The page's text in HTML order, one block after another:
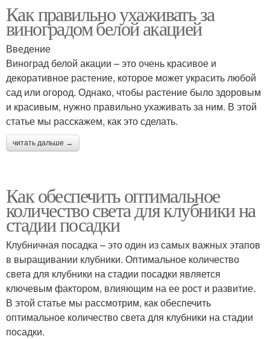
Как правильно ухаживать за
виноградом белой акацией
Введение
Виноград белой акации – это очень красивое и
декоративное растение, которое может украсить любой
сад или огород. Однако, чтобы растение было здоровым
и красивым, нужно правильно ухаживать за ним. В этой
статье мы расскажем, как это сделать.
читать дальше →
Как обеспечить оптимальное
количество света для клубники на
стадии посадки
Клубничная посадка – это один из самых важных этапов
в выращивании клубники. Оптимальное количество
света для клубники на стадии посадки является
ключевым фактором, влияющим на ее рост и развитие.
В этой статье мы рассмотрим, как обеспечить
оптимальное количество света для клубники на стадии
посадки.